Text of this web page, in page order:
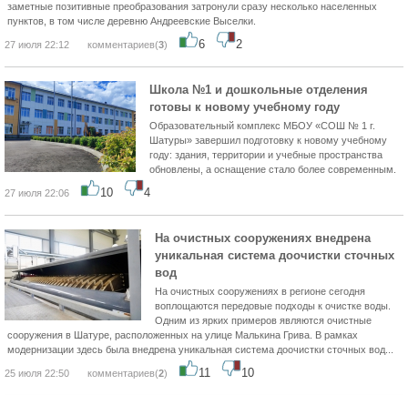
заметные позитивные преобразования затронули сразу несколько населенных
пунктов, в том числе деревню Андреевские Выселки.
27 июля 22:12 комментариев(3) 6 2
Школа №1 и дошкольные отделения
готовы к новому учебному году
Образовательный комплекс МБОУ «СОШ № 1 г.
Шатуры» завершил подготовку к новому учебному
году: здания, территории и учебные пространства
обновлены, а оснащение стало более современным.
27 июля 22:06 10 4
На очистных сооружениях внедрена
уникальная система доочистки сточных
вод
На очистных сооружениях в регионе сегодня
воплощаются передовые подходы к очистке воды.
Одним из ярких примеров являются очистные
сооружения в Шатуре, расположенных на улице Малькина Грива. В рамках
модернизации здесь была внедрена уникальная система доочистки сточных вод...
25 июля 22:50 комментариев(2) 11 10